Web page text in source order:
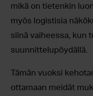
mikä on tietenkin
myös logistisia
siinä vaiheessa, kun
suunnittelupöydällä.
Tämän vuoksi
ottamaan meidät